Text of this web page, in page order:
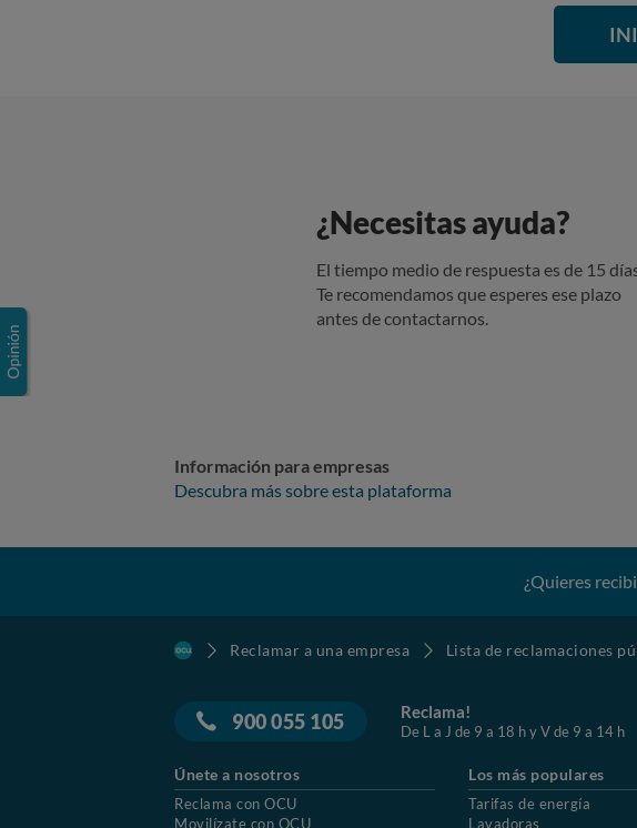
¿Necesitas ayuda?
El tiempo medio de respuesta es de 15
Te recomendamos que esperes ese plazo
antes de contactarnos.
Información para empresas
Descubra más sobre esta plataforma
¿Quieres
Reclamar a una empresa Lista de reclamaciones
900 055 105 Reclama!
De L a J de 9 a 18 h y V de 9 a 14 h
Únete a nosotros
Reclama con OCU
Movilízate con OCU
Los más populares
Tarifas de energía
Lavadoras